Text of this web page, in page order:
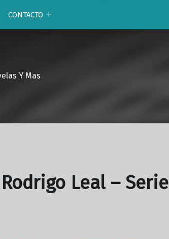
CONTACTO
Y Mas
Leal – Serie